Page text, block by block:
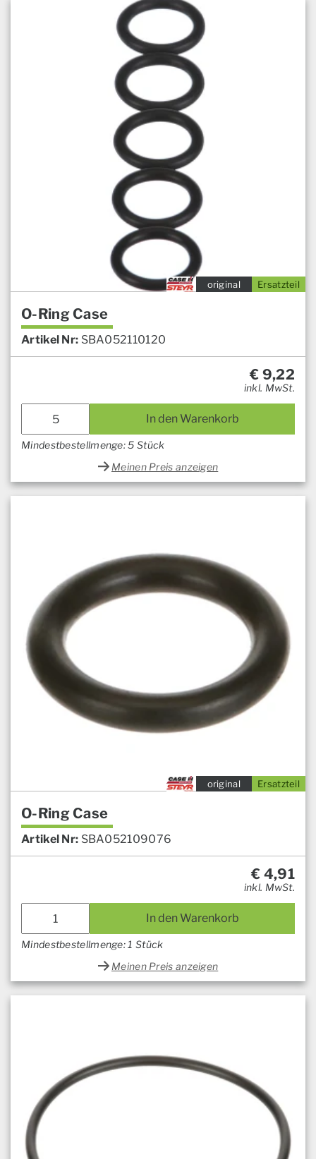
Ersatzteil
original
O-Ring Case
Artikel Nr: SBA052110120
€ 9,22
inkl. MwSt.
In den Warenkorb
Mindestbestellmenge: 5 Stück
Meinen Preis anzeigen
Ersatzteil
original
O-Ring Case
Artikel Nr: SBA052109076
€ 4,91
inkl. MwSt.
In den Warenkorb
Mindestbestellmenge: 1 Stück
Meinen Preis anzeigen